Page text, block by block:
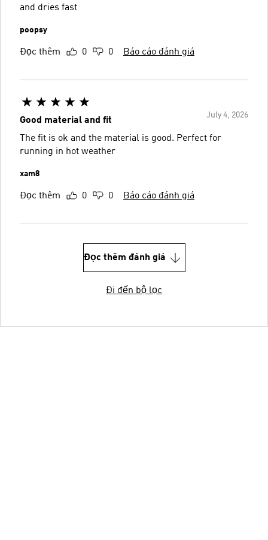
and dries fast
poopsy
Đọc thêm 0 0 Báo cáo đánh giá
July 4, 2026
Good material and fit
The fit is ok and the material is good. Perfect for
running in hot weather
xam8
Đọc thêm 0 0 Báo cáo đánh giá
Đọc thêm đánh giá
Đi đến bộ lọc